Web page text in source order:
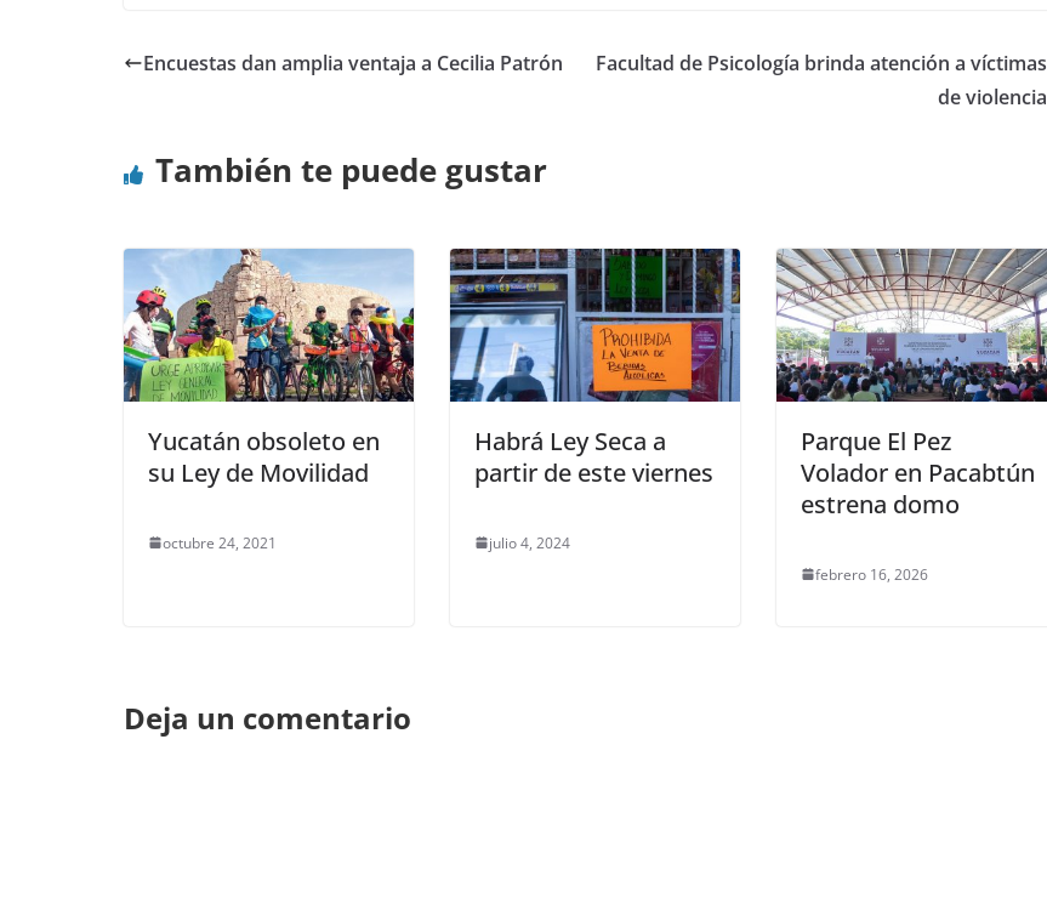
Encuestas dan amplia ventaja a Cecilia Patrón
Facultad de Psicología brinda atención a víctimas
de violencia
También te puede gustar
Yucatán obsoleto en
su Ley de Movilidad
octubre 24, 2021
Habrá Ley Seca a
partir de este viernes
julio 4, 2024
Parque El Pez
Volador en Pacabtún
estrena domo
febrero 16, 2026
Deja un comentario